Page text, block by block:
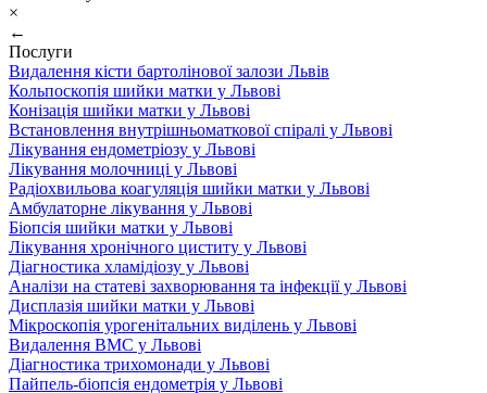
×
←
Послуги
Видалення кісти бартолінової залози Львів
Кольпоскопія шийки матки у Львові
Конізація шийки матки у Львові
Встановлення внутрішньоматкової спіралі у Львові
Лікування ендометріозу у Львові
Лікування молочниці у Львові
Радіохвильова коагуляція шийки матки у Львові
Амбулаторне лікування у Львові
Біопсія шийки матки у Львові
Лікування хронічного циститу у Львові
Діагностика хламідіозу у Львові
Аналізи на статеві захворювання та інфекції у Львові
Дисплазія шийки матки у Львові
Мікроскопія урогенітальних виділень у Львові
Видалення ВМС у Львові
Діагностика трихомонади у Львові
Пайпель-біопсія ендометрія у Львові